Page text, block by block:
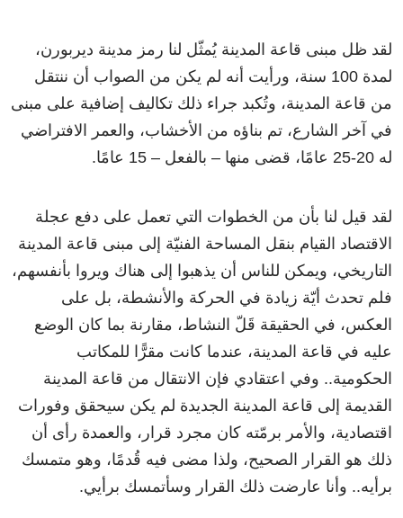
لقد ظل مبنى قاعة المدينة يُمثّل لنا رمز مدينة ديربورن،
لمدة 100 سنة، ورأيت أنه لم يكن من الصواب أن ننتقل
من قاعة المدينة، وتُكبد جراء ذلك تكاليف إضافية على مبنى
في آخر الشارع، تم بناؤه من الأخشاب، والعمر الافتراضي
له 20-25 عامًا، قضى منها – بالفعل – 15 عامًا.
لقد قيل لنا بأن من الخطوات التي تعمل على دفع عجلة
الاقتصاد القيام بنقل المساحة الفنيّة إلى مبنى قاعة المدينة
التاريخي، ويمكن للناس أن يذهبوا إلى هناك ويروا بأنفسهم،
فلم تحدث أيّة زيادة في الحركة والأنشطة، بل على
العكس، في الحقيقة قَلّ النشاط، مقارنة بما كان الوضع
عليه في قاعة المدينة، عندما كانت مقرًّا للمكاتب
الحكومية.. وفي اعتقادي فإن الانتقال من قاعة المدينة
القديمة إلى قاعة المدينة الجديدة لم يكن سيحقق وفورات
اقتصادية، والأمر برمّته كان مجرد قرار، والعمدة رأى أن
ذلك هو القرار الصحيح، ولذا مضى فيه قُدمًا، وهو متمسك
برأيه.. وأنا عارضت ذلك القرار وسأتمسك برأيي.